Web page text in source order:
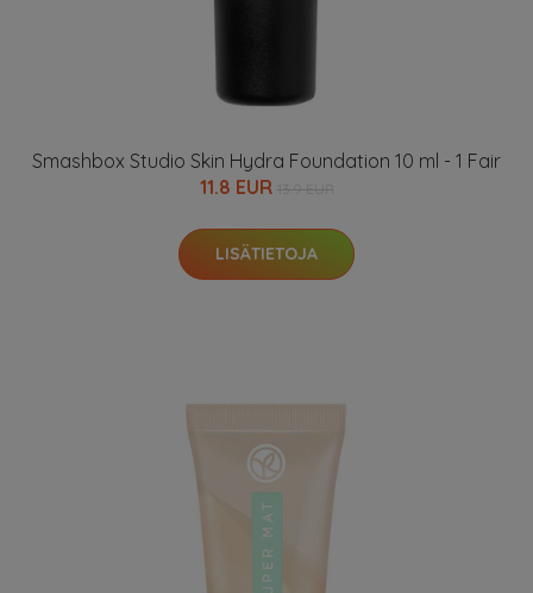
Smashbox Studio Skin Hydra Foundation 10 ml - 1 Fair
11.8 EUR
LISÄTIETOJA